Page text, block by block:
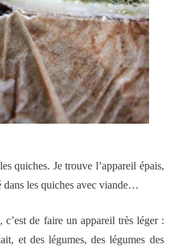
quiches. Je trouve l’appareil épais,
dans les quiches avec viande…
de faire un appareil très léger :
et des légumes, des légumes des